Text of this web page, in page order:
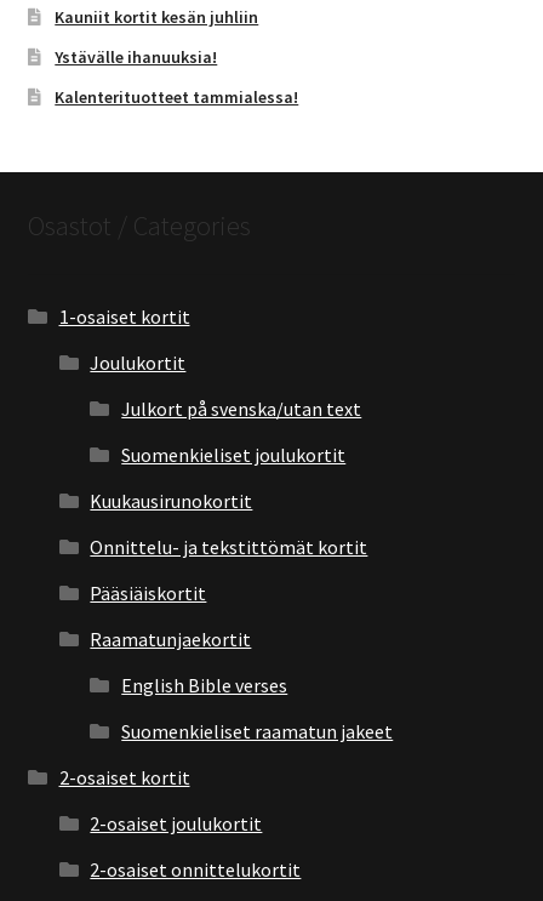
Kauniit kortit kesän juhliin
Ystävälle ihanuuksia!
Kalenterituotteet tammialessa!
Osastot / Categories
1-osaiset kortit
Joulukortit
Julkort på svenska/utan text
Suomenkieliset joulukortit
Kuukausirunokortit
Onnittelu- ja tekstittömät kortit
Pääsiäiskortit
Raamatunjaekortit
English Bible verses
Suomenkieliset raamatun jakeet
2-osaiset kortit
2-osaiset joulukortit
2-osaiset onnittelukortit